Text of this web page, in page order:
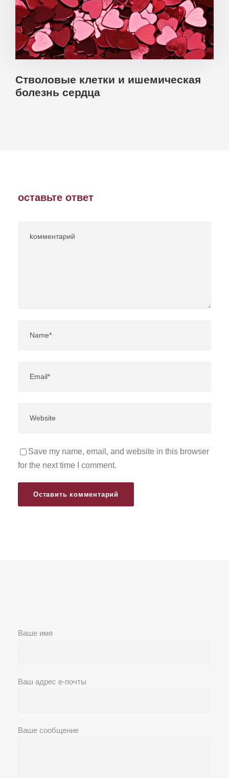
Стволовые клетки и ишемическая
болезнь сердца
оставьте ответ
Save my name, email, and website in this browser
for the next time I comment.
Ваше имя
Ваш адрес е-почты
Ваше сообщение